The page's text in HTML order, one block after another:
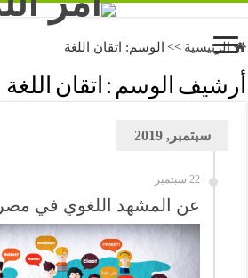
الرئيسية >> الوسم: اتقان اللغة
أرشيف الوسم : اتقان اللغة
سبتمبر, 2019
22 سبتمبر
عن المشهد اللغوي في مصر